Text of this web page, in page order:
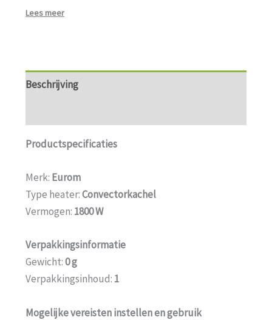
Lees meer
Beschrijving
Productspecificaties
Merk: Eurom
Type heater:Convectorkachel
Vermogen: 1800 W
Verpakkingsinformatie
Gewicht:0 g
Verpakkingsinhoud: 1
Mogelijke vereisten instellen en gebruik